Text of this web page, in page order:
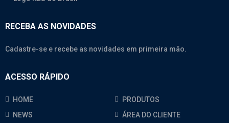
RECEBA AS NOVIDADES
Cadastre-se e recebe as novidades em primeira mão.
ACESSO RÁPIDO
HOME
PRODUTOS
NEWS
ÁREA DO CLIENTE